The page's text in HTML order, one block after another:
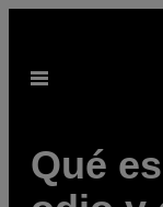
contenido
Abrir
Qué